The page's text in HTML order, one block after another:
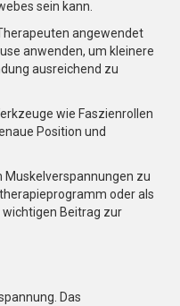
sein kann.
angewendet
anwenden, um kleinere
ausreichend zu
wie Faszienrollen
Position und
Muskelverspannungen zu
oder als
Beitrag zur
Das